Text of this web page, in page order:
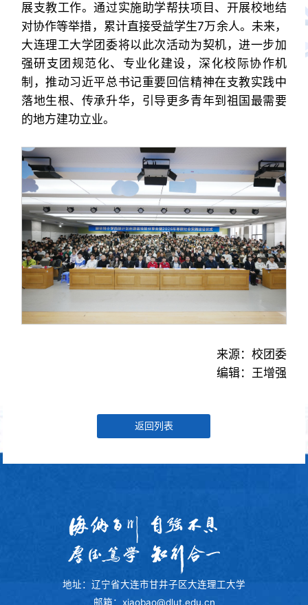
展支教工作。通过实施助学帮扶项目、开展校地结
对协作等举措，累计直接受益学生7万余人。未来，
大连理工大学团委将以此次活动为契机，进一步加
强研支团规范化、专业化建设，深化校际协作机
制，推动习近平总书记重要回信精神在支教实践中
落地生根、传承升华，引导更多青年到祖国最需要
的地方建功立业。
来源：校团委
编辑：王增强
返回列表
地址：辽宁省大连市甘井子区大连理工大学
邮箱：xiaobao@dlut.edu.cn